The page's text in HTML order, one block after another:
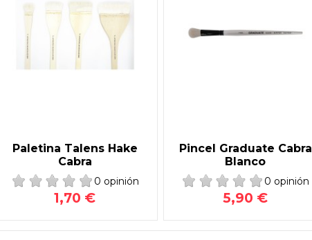
Paletina Talens Hake
Cabra
0 opinión
1,70 €
Pincel Graduate Cabra
Blanco
0 opinión
5,90 €